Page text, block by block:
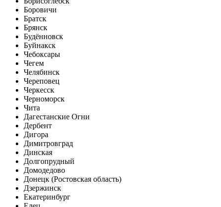
Боровичи
Братск
Брянск
Будённовск
Буйнакск
Чебоксары
Чегем
Челябинск
Череповец
Черкесск
Черноморск
Чита
Дагестанские Огни
Дербент
Дигора
Димитровград
Динская
Долгопрудный
Домодедово
Донецк (Ростовская область)
Дзержинск
Екатеринбург